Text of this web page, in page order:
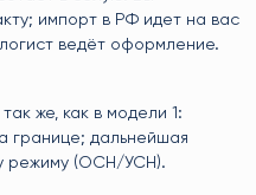
импорт в РФ идет на вас
ведёт оформление.
же, как в модели 1:
границе; дальнейшая
режиму (ОСН/УСН).